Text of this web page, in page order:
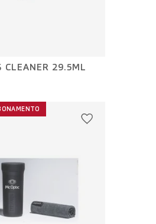
CLEANER 29.5ML